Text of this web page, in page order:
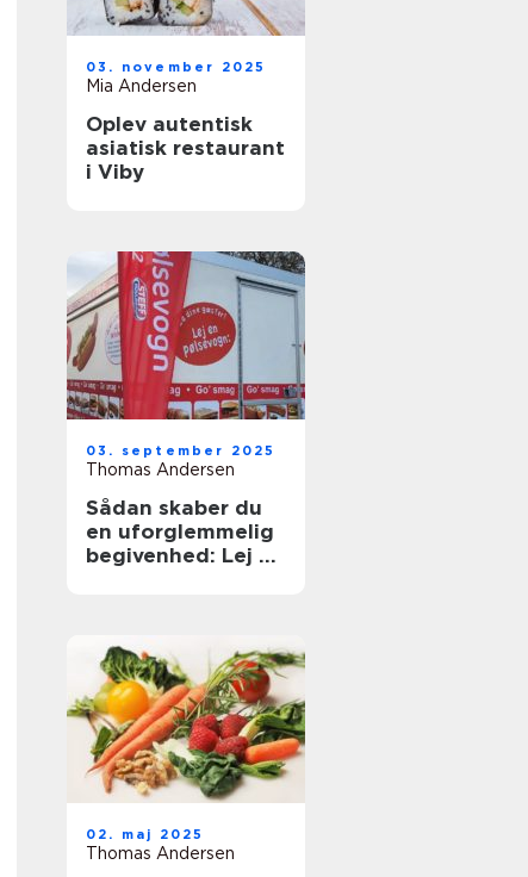
03. november 2025
Mia Andersen
Oplev autentisk
asiatisk restaurant
i Viby
03. september 2025
Thomas Andersen
Sådan skaber du
en uforglemmelig
begivenhed: Lej en
02. maj 2025
Thomas Andersen